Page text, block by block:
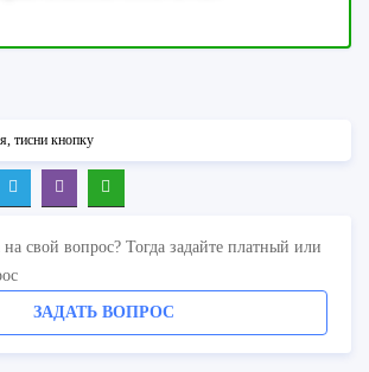
тисни кнопку
свой вопрос? Тогда задайте платный или
ЗАДАТЬ ВОПРОС